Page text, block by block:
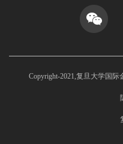
Copyright-2021,复旦大学国